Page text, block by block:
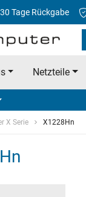
30 Tage Rückgabe
Netzteile
X Serie X1228Hn